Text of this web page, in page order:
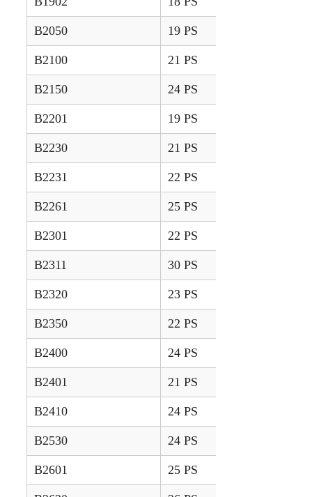
B2050 19 PS
B2100 21 PS
B2150 24 PS
B2201 19 PS
B2230 21 PS
B2231 22 PS
B2261 25 PS
B2301 22 PS
B2311 30 PS
B2320 23 PS
B2350 22 PS
B2400 24 PS
B2401 21 PS
B2410 24 PS
B2530 24 PS
B2601 25 PS